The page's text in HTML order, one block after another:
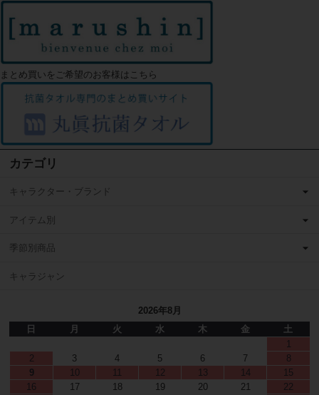
まとめ買いをご希望のお客様はこちら
カテゴリ
キャラクター・ブランド
アイテム別
季節別商品
キャラジャン
2026年8月
日
月 火 水 木 金
土
1
2
3 4 5 6 7
8
9
10 11 12 13 14
15
16
17 18 19 20 21 22